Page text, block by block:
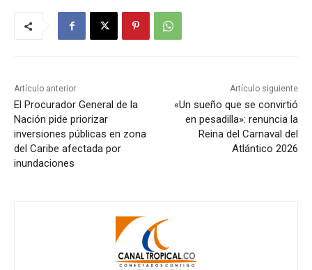
Artículo anterior
El Procurador General de la
Nación pide priorizar
inversiones públicas en zona
del Caribe afectada por
inundaciones
Artículo siguiente
«Un sueño que se convirtió
en pesadilla»: renuncia la
Reina del Carnaval del
Atlántico 2026